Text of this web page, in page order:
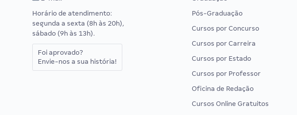
Horário de atendimento:
segunda a sexta (8h às 20h),
sábado (9h às 13h).
Foi aprovado?
Envie-nos a sua história!
Pós-Graduação
Cursos por Concurso
Cursos por Carreira
Cursos por Estado
Cursos por Professor
Oficina de Redação
Cursos Online Gratuitos